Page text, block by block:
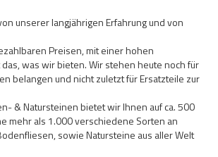
unserer langjährigen Erfahrung und von
Preisen, mit einer hohen
was wir bieten. Wir stehen heute noch für
belangen und nicht zuletzt für Ersatzteile zur
& Natursteinen bietet wir Ihnen auf ca. 500
mehr als 1.000 verschiedene Sorten an
sowie Natursteine aus aller Welt